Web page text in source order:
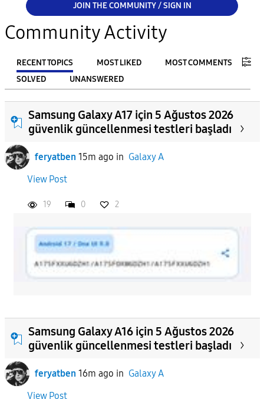
JOIN THE COMMUNITY / SIGN IN
Community Activity
RECENT TOPICS MOST LIKED
MOST COMMENTS
SOLVED
UNANSWERED
FILTER:
From
To
Samsung Galaxy A17 için 5 Ağustos 2026
güvenlik güncellenmesi testleri başladı
feryatben 15m ago in Galaxy A
View Post
19 0 2
Samsung Galaxy A16 için 5 Ağustos 2026
güvenlik güncellenmesi testleri başladı
feryatben 16m ago in Galaxy A
View Post